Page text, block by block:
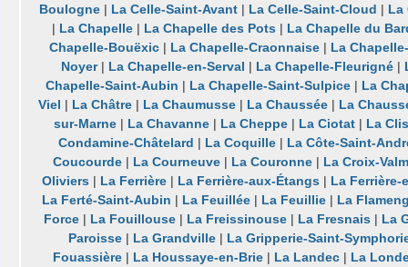
Boulogne | La Celle-Saint-Avant | La Celle-Saint-Cloud | La
| La Chapelle | La Chapelle des Pots | La Chapelle du
Chapelle-Bouëxic | La Chapelle-Craonnaise | La
Noyer| La Chapelle-en-Serval | La Chapelle-Fleurigné |
Chapelle-Saint-Aubin | La Chapelle-Saint-Sulpice | La
Viel | La Châtre | La Chaumusse | La Chaussée | La
sur-Marne | La Chavanne | La Cheppe | La Ciotat | La
Condamine-Châtelard | La Coquille| La Côte-Saint-
Coucourde| La Courneuve| La Couronne| La Croix-
Oliviers| La Ferrière| La Ferrière-aux-Étangs| La Ferrière-
La Ferté-Saint-Aubin | La Feuillée | La Feuillie | La
Force| La Fouillouse| La Freissinouse| La Fresnais| La
Paroisse | La Grandville | La Gripperie-Saint-
Fouassière | La Houssaye-en-Brie | La Landec | La